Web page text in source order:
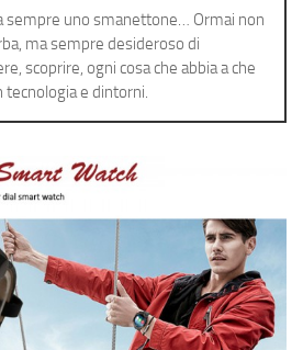
sempre uno smanettone… Ormai non
ma sempre desideroso di
scoprire, ogni cosa che abbia a che
tecnologia e dintorni.